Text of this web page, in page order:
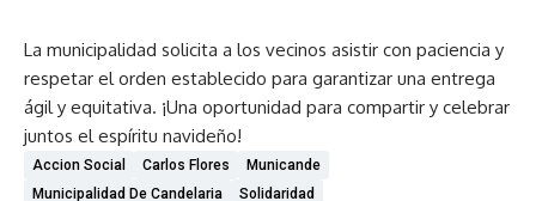
La municipalidad solicita a los vecinos asistir con paciencia y
respetar el orden establecido para garantizar una entrega
ágil y equitativa. ¡Una oportunidad para compartir y celebrar
juntos el espíritu navideño!
Accion Social Carlos Flores
Municande
Municipalidad De Candelaria
Solidaridad